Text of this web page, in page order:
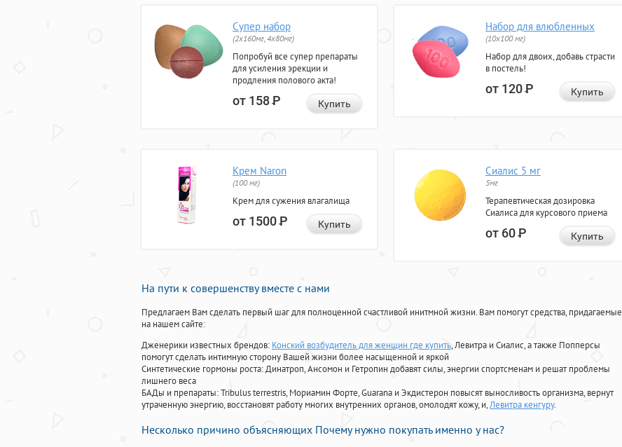
Супер набор
(2х160мг, 4х80мг)
Попробуй все супер препараты
для усиления эрекции и
продления полового акта!
от 158Р Купить
Набор для влюбленных
(10х100 мг)
Набор для двоих, добавь страсти
в постель!
от 120Р Купить
Крем Naron
(100 мг)
Крем для сужения влагалища
от 1500Р Купить
Сиалис 5 мг
5мг
Терапевтическая дозировка
Сиалиса для курсового приема
от 60Р Купить
На пути к совершенству вместе с нами
Предлагаем Вам сделать первый шаг для полноценной счастливой инитмной жизни. Вам помогут средства, придагаемые
на нашем сайте:
Дженерики известных брендов: Конский возбудитель для женщин где купить, Левитра и Сиалис, а также Попперсы
помогут сделать интимную сторону Вашей жизни более насыщенной и яркой
Синтетические гормоны роста: Динатроп, Ансомон и Гетропин добавят силы, энергии спортсменам и решат проблемы
лишнего веса
БАДы и препараты:Tribulus terrestris, Мориамин Форте, Guarana и Экдистерон повысят выносливость организма, вернут
утраченную энергию, восстановят работу многих внутренних органов, омолодят кожу, и,Левитра кенгуру.
Несколько причино объясняющих Почему нужно покупать именно у нас?